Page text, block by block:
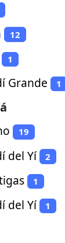
12
1
Grande 1
19
del Yí 2
1
del Yí 1